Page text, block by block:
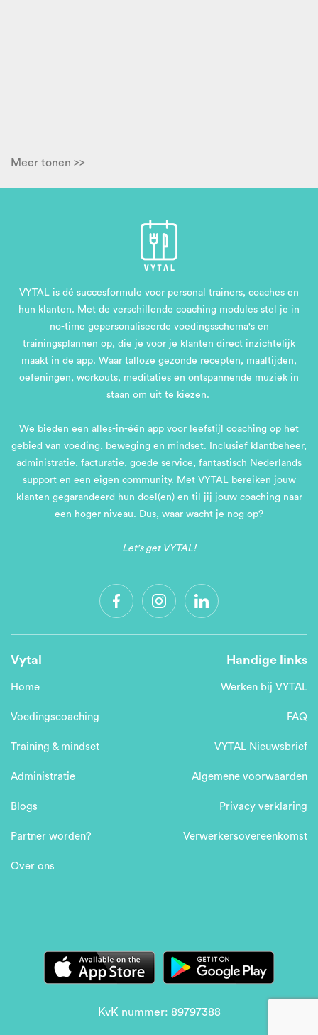
Meer tonen >>
VYTAL is dé succesformule voor personal trainers, coaches en
hun klanten. Met de verschillende coaching modules stel je in
no-time gepersonaliseerde voedingsschema's en
trainingsplannen op, die je voor je klanten direct inzichtelijk
maakt in de app. Waar talloze gezonde recepten, maaltijden,
oefeningen, workouts, meditaties en ontspannende muziek in
staan om uit te kiezen.
We bieden een alles-in-één app voor leefstijl coaching op het
gebied van voeding, beweging en mindset. Inclusief klantbeheer,
administratie, facturatie, goede service, fantastisch Nederlands
support en een eigen community. Met VYTAL bereiken jouw
klanten gegarandeerd hun doel(en) en til jij jouw coaching naar
een hoger niveau. Dus, waar wacht je nog op?
Let's get VYTAL!
Vytal
Home
Voedingscoaching
Training & mindset
Administratie
Blogs
Partner worden?
Over ons
Handige links
Werken bij VYTAL
FAQ
VYTAL Nieuwsbrief
Algemene voorwaarden
Privacy verklaring
Verwerkersovereenkomst
KvK nummer: 89797388